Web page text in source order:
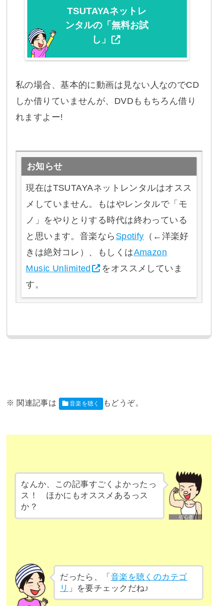
TSUTAYAネットレ
ンタルの「無料お試
し」
私の場合、基本的に動画は見ない人なのでCD
しか借りていませんが、DVDももちろん借り
れますよー!
お知らせ
現在はTSUTAYAネットレンタルはオスス
メしていません。もはやレンタルで「モ
ノ」をやりとりする時代は終わっている
と思います。音楽なら Spotify （←洋楽好
きは絶対コレ）、もしくはAmazon
Music Unlimited
をオススメしていま
す。
音楽を聴く
なんか、この記事すごくよかったっ
ス！ ほかにもオススメあるっス
か？
だったら、「 音楽を聴くのカテゴ
リ 」を要チェックだね♪